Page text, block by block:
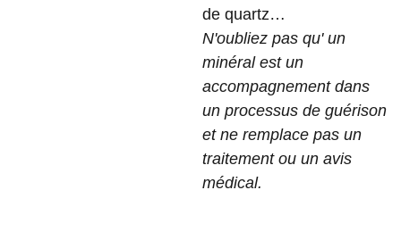
de quartz…
N'oubliez pas qu' un
minéral est un
accompagnement dans
un processus de guérison
et ne remplace pas un
traitement ou un avis
médical.